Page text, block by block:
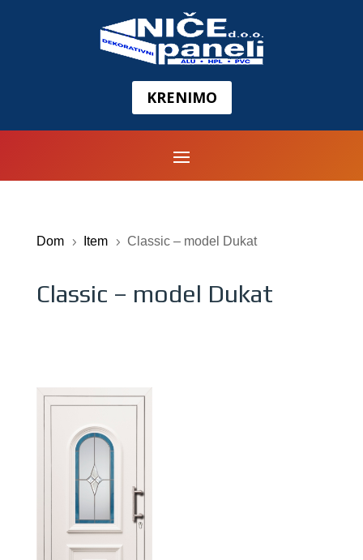
KRENIMO
Dom 5 Item 5 Classic – model Dukat
Classic – model Dukat